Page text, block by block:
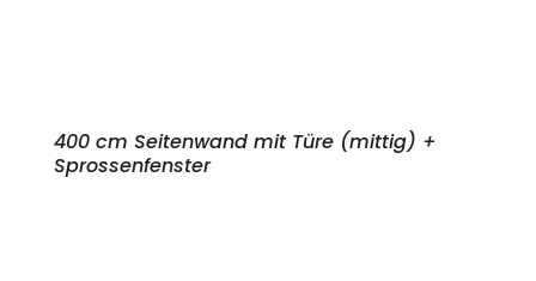
400 cm Seitenwand mit Türe (mittig) +
Sprossenfenster